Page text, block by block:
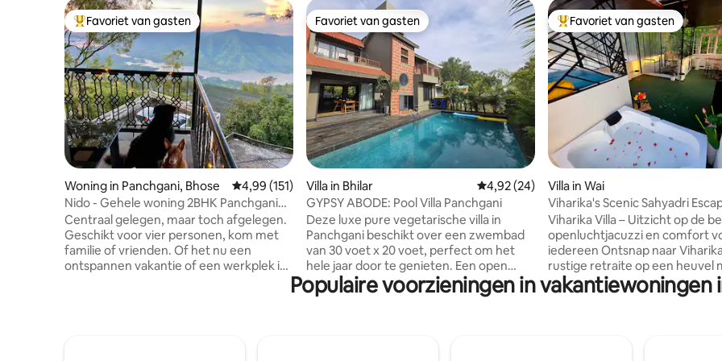
Topfavoriet van gasten
Favoriet van gasten
Woning in Panchgani, Bhose Gemiddelde beoordeling van 4,99 op 5, 151 recensies
4,99 (151)
Nido - Gehele woning 2BHK Panchgani
Mahabaleshwar
Centraal gelegen, maar toch afgelegen.
Geschikt voor vier personen, kom met
familie of vrienden. Of het nu een
ontspannen vakantie of een werkplek is.
Favoriet van gasten
Favoriet van gasten
Villa in Bhilar Gemiddelde beoordeling van 4,92 op 5, 24
4,92 (24)
GYPSY ABODE: Pool Villa Panchgani
Deze luxe pure vegetarische villa in
Panchgani beschikt over een zwembad
van 30 voet x 20 voet, perfect om het
hele jaar door te genieten. Een open
terras met een adembenemend uitzicht
en een gezellig balkon biedt een serene
Topfavoriet van gasten
Favoriet van gasten
Villa in Wai
Viharika's Scenic Sahyadri
Air Jacuzzi
Viharika Villa – Uitzicht op de
openluchtjacuzzi en comfort
iedereen Ontsnap naar Viharika Villa, een
rustige retraite op een heuvel
prachtig uitzicht op de
een eigen jacuzzi in de open
natuur zonder in te leveren op
Populaire voorzieningen in vakantiewoningen